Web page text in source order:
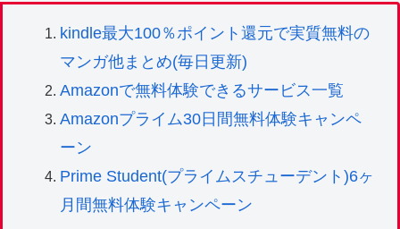
kindle最大100％ポイント還元で実質無料の
マンガ他まとめ(毎日更新)
Amazonで無料体験できるサービス一覧
Amazonプライム30日間無料体験キャンペ
ーン
Prime Student(プライムスチューデント)6ヶ
月間無料体験キャンペーン